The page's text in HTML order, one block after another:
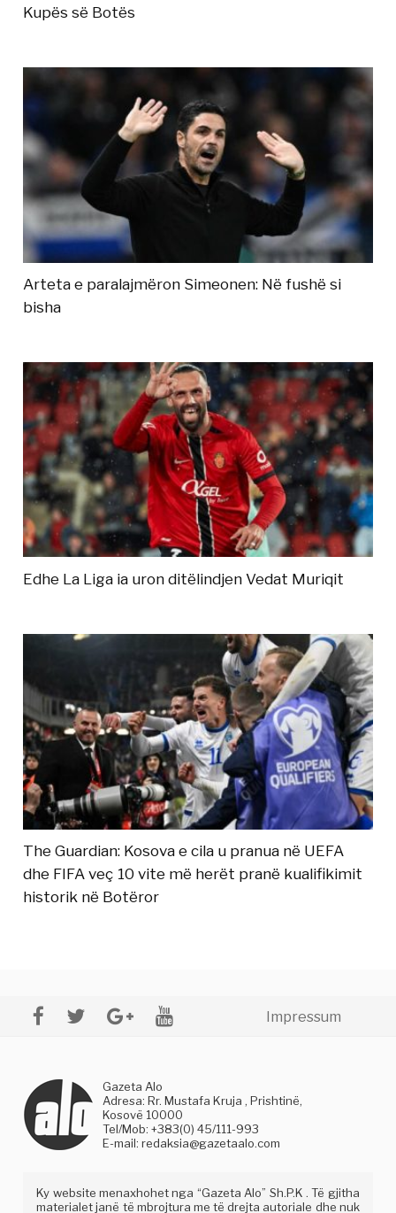
Kupës së Botës
Arteta e paralajmëron Simeonen: Në fushë si
bisha
Edhe La Liga ia uron ditëlindjen Vedat Muriqit
The Guardian: Kosova e cila u pranua në UEFA
dhe FIFA veç 10 vite më herët pranë kualifikimit
historik në Botëror
Impressum
Gazeta Alo
Adresa: Rr. Mustafa Kruja , Prishtinë,
Kosovë 10000
Tel/Mob: +383(0) 45/111-993
E-mail:redaksia@gazetaalo.com
Ky website menaxhohet nga “Gazeta Alo” Sh.P.K . Të gjitha
materialet janë të mbrojtura me të drejta autoriale dhe nuk